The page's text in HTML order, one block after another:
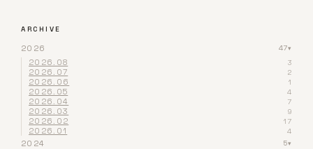
ARCHIVE
2026 47▾
2026.08 3
2026.07 2
2026.06 1
2026.05 4
2026.04 7
2026.03 9
2026.02 17
2026.01 4
2024 5▾